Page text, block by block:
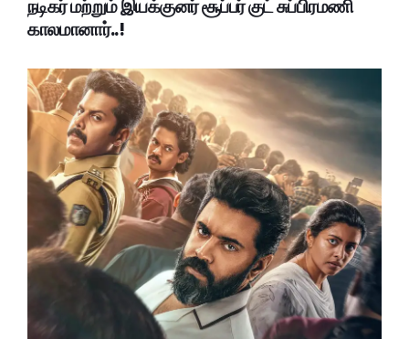
நடிகர் மற்றும் இயக்குனர் சூப்பர் குட் சுப்பிரமணி
காலமானார்..!